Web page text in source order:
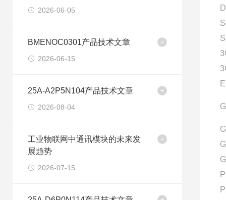
2026-06-05
BMENOC0301产品技术文章
2026-06-15
25A-A2P5N104产品技术文章
2026-08-04
工业物联网中通讯模块的未来发
展趋势
2026-07-15